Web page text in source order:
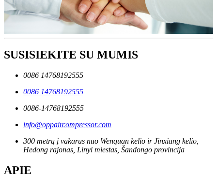
SUSISIEKITE SU MUMIS
0086 14768192555
0086 14768192555
0086-14768192555
info@oppaircompressor.com
300 metrų į vakarus nuo Wenquan kelio ir Jinxiang kelio,
Hedong rajonas, Linyi miestas, Šandongo provincija
APIE